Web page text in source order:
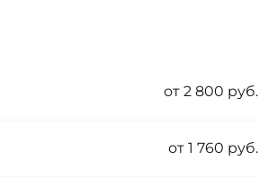
от 2 800 руб.
от 1 760 руб.